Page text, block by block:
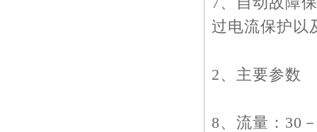
过电流保护以
2、主要参数
8、流量：30